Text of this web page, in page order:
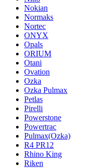
Nokian
Normaks
Nortec
ONYX
Opals
ORIUM
Otani
Ovation
Ozka
Ozka Pulmax
Petlas
Pirelli
Powerstone
Powertrac
Pulmax(Ozka)
R4 PR12
Rhino King
Riken